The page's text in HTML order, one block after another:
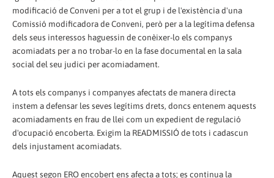
modificació de Conveni per a tot el grup i de l'existència d'una
Comissió modificadora de Conveni, però per a la legítima defensa
dels seus interessos haguessin de conèixer-lo els companys
acomiadats per a no trobar-lo en la fase documental en la sala
social del seu judici per acomiadament.
A tots els companys i companyes afectats de manera directa
instem a defensar les seves legítims drets, doncs entenem aquests
acomiadaments en frau de llei com un expedient de regulació
d'ocupació encoberta. Exigim la READMISSIÓ de tots i cadascun
dels injustament acomiadats.
Aquest segon ERO encobert ens afecta a tots; es continua la